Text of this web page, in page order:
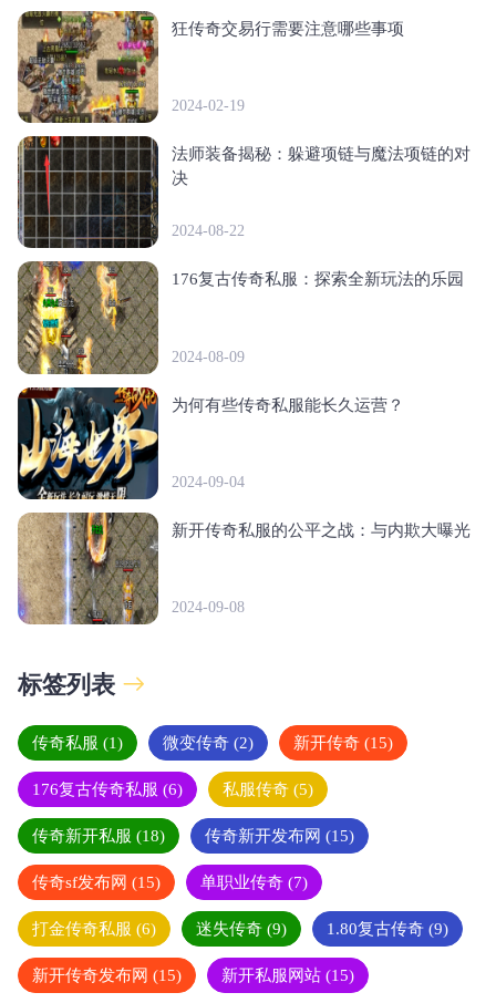
狂传奇交易行需要注意哪些事项
2024-02-19
法师装备揭秘：躲避项链与魔法项链的对
决
2024-08-22
176复古传奇私服：探索全新玩法的乐园
2024-08-09
为何有些传奇私服能长久运营？
2024-09-04
新开传奇私服的公平之战：与内欺大曝光
2024-09-08
标签列表
传奇私服 (1) 微变传奇 (2) 新开传奇 (15)
176复古传奇私服 (6) 私服传奇 (5)
传奇新开私服 (18) 传奇新开发布网 (15)
传奇sf发布网 (15) 单职业传奇 (7)
打金传奇私服 (6) 迷失传奇 (9) 1.80复古传奇 (9)
新开传奇发布网 (15) 新开私服网站 (15)